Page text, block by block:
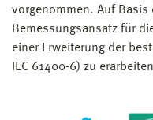
vorgenommen. Auf
Bemessungsansatz für
einer Erweiterung der
IEC 61400-6) zu erarbeiten